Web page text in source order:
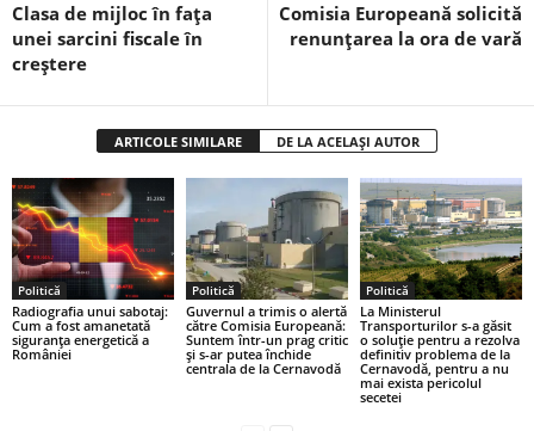
Clasa de mijloc în fața
unei sarcini fiscale în
creștere
Comisia Europeană solicită
renunțarea la ora de vară
ARTICOLE SIMILARE DE LA ACELAȘI AUTOR
Politică
Radiografia unui sabotaj:
Cum a fost amanetată
siguranța energetică a
României
Politică
Guvernul a trimis o alertă
către Comisia Europeană:
Suntem într-un prag critic
și s-ar putea închide
centrala de la Cernavodă
Politică
La Ministerul
Transporturilor s-a găsit
o soluție pentru a rezolva
definitiv problema de la
Cernavodă, pentru a nu
mai exista pericolul
secetei